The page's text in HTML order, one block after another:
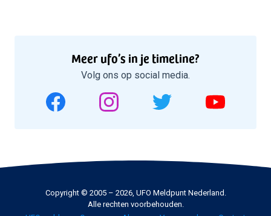
Meer ufo’s in je timeline?
Volg ons op social media.
Copyright © 2005 – 2026, UFO Meldpunt Nederland.
Alle rechten voorbehouden.